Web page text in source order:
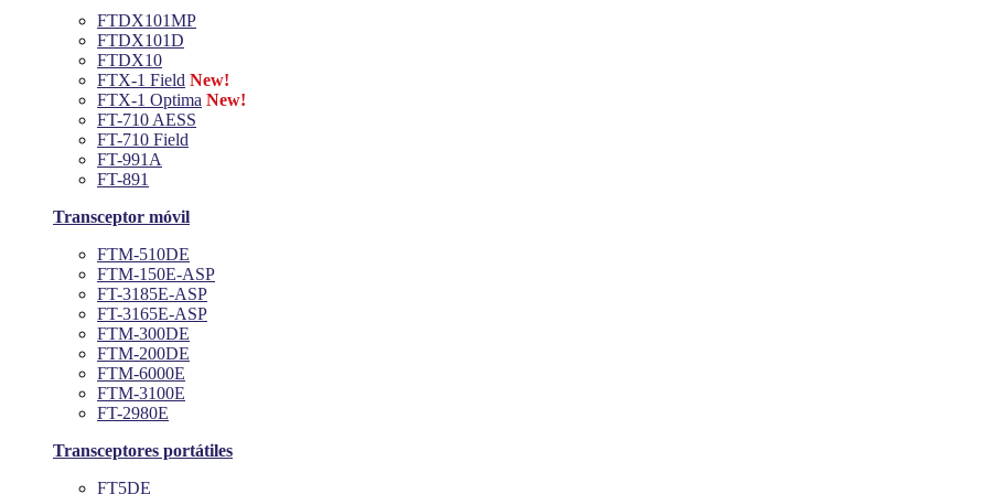
FTDX101MP
FTDX101D
FTDX10
FTX-1 Field New!
FTX-1 Optima New!
FT-710 AESS
FT-710 Field
FT-991A
FT-891
Transceptor móvil
FTM-510DE
FTM-150E-ASP
FT-3185E-ASP
FT-3165E-ASP
FTM-300DE
FTM-200DE
FTM-6000E
FTM-3100E
FT-2980E
Transceptores portátiles
FT5DE